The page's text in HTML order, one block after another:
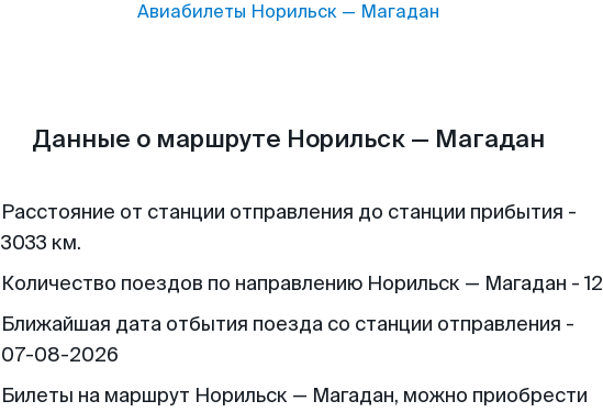
Авиабилеты Норильск— Магадан
Данные о маршруте Норильск — Магадан
Расстояние от станции отправления до станции прибытия -
3033 км.
Количество поездов по направлению Норильск — Магадан - 12
Ближайшая дата отбытия поезда со станции отправления -
07-08-2026
Билеты на маршрут Норильск — Магадан, можно приобрести